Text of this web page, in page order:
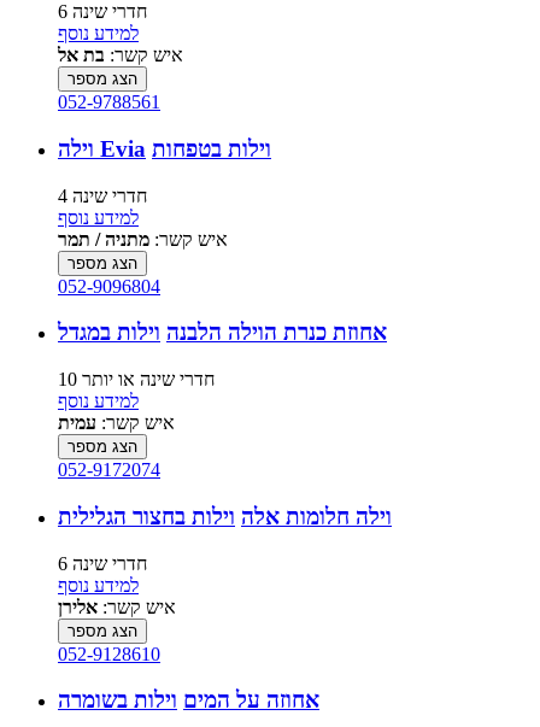
6 חדרי שינה
למידע נוסף
איש קשר: בת אל
הצג מספר
052-9788561
וילה Evia וילות בטפחות
4 חדרי שינה
למידע נוסף
איש קשר: מתניה / תמר
הצג מספר
052-9096804
אחוזת כנרת הוילה הלבנה וילות במגדל
10 חדרי שינה או יותר
למידע נוסף
איש קשר: עמית
הצג מספר
052-9172074
וילה חלומות אלה וילות בחצור הגלילית
6 חדרי שינה
למידע נוסף
איש קשר: אלירן
הצג מספר
052-9128610
אחוזה על המים וילות בשומרה